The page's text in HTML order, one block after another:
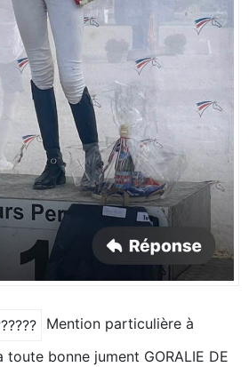
Mention particulière à
toute bonne jument GORALIE DE